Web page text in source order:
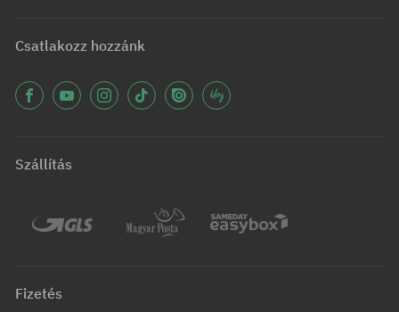
Csatlakozz hozzánk
Szállítás
Fizetés